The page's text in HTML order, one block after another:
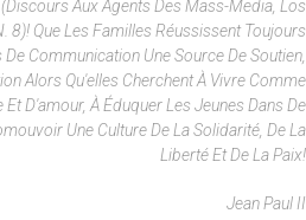
Aux Agents Des Mass-Media, Los
8)! Que Les Familles Réussissent Toujours
Communication Une Source De Soutien,
Alors Qu'elles Cherchent À Vivre Comme
D'amour, À Éduquer Les Jeunes Dans De
Une Culture De La Solidarité, De La
Liberté Et De La Paix!
Jean Paul II